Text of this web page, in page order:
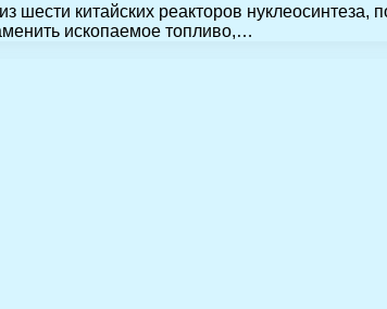
китайских реакторов нуклеосинтеза,
ископаемое топливо,…